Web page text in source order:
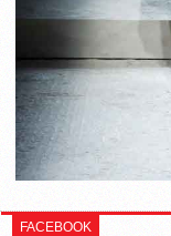
FACEBOOK